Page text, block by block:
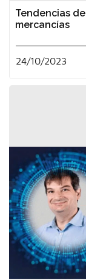
Tendencias
mercancías
24/10/2023